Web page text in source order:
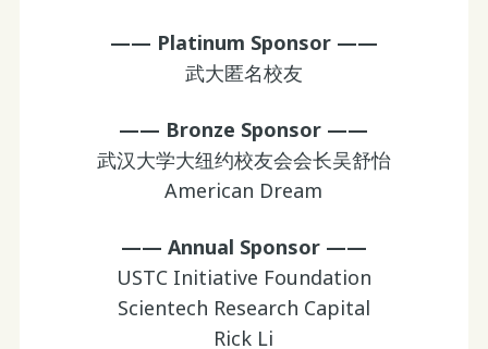
—— Platinum Sponsor ——
武大匿名校友
—— Bronze Sponsor ——
武汉大学大纽约校友会会长吴舒怡
American Dream
—— Annual Sponsor ——
USTC Initiative Foundation
Scientech Research Capital
Rick Li